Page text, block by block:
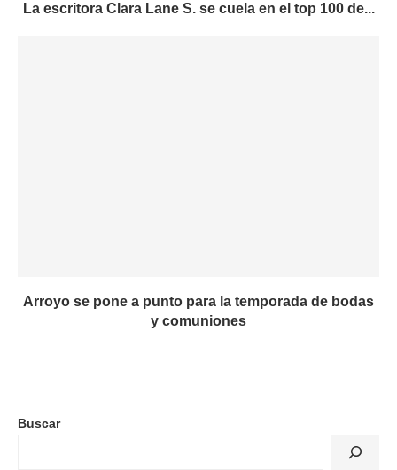
La escritora Clara Lane S. se cuela en el top 100 de...
Arroyo se pone a punto para la temporada de bodas
y comuniones
Buscar